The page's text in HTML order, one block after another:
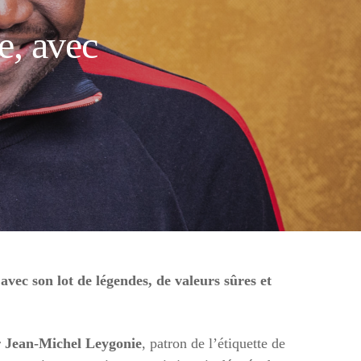
avec
son lot de légendes, de valeurs sûres et
Jean-Michel Leygonie, patron de l’étiquette de